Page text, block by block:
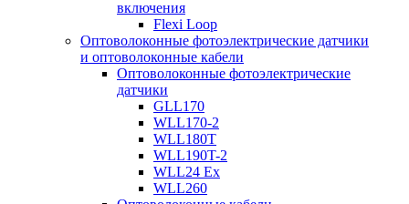
включения
Flexi Loop
Оптоволоконные фотоэлектрические датчики
и оптоволоконные кабели
Оптоволоконные фотоэлектрические
датчики
GLL170
WLL170-2
WLL180T
WLL190T-2
WLL24 Ex
WLL260